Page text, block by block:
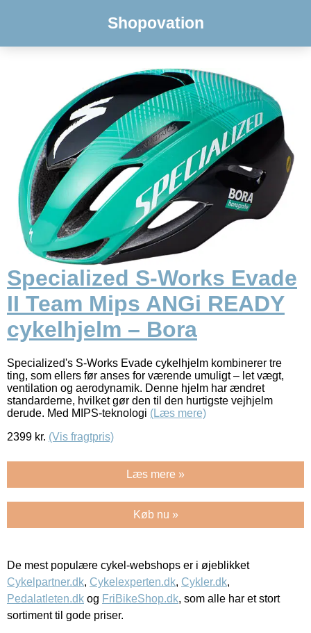
Shopovation
Specialized S-Works Evade
II Team Mips ANGi READY
cykelhjelm – Bora
Specialized's S-Works Evade cykelhjelm kombinerer tre
ting, som ellers før anses for værende umuligt – let vægt,
ventilation og aerodynamik. Denne hjelm har ændret
standarderne, hvilket gør den til den hurtigste vejhjelm
derude. Med MIPS-teknologi (Læs mere)
2399 kr. (Vis fragtpris)
Læs mere »
Køb nu »
De mest populære cykel-webshops er i øjeblikket
Cykelpartner.dk, Cykelexperten.dk, Cykler.dk,
Pedalatleten.dk og FriBikeShop.dk, som alle har et stort
sortiment til gode priser.